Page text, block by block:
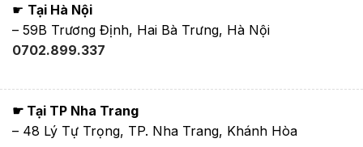
☛ Tại Hà Nội
– 59B Trương Định, Hai Bà Trưng, Hà Nội
0702.899.337
☛ Tại TP Nha Trang
– 48 Lý Tự Trọng, TP. Nha Trang, Khánh Hòa